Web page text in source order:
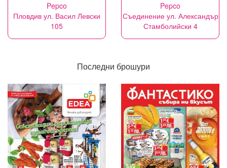
Pepco
Пловдив ул. Васил Левски
105
Pepco
Съединение ул. Александър
Стамболийски 4
Последни брошури